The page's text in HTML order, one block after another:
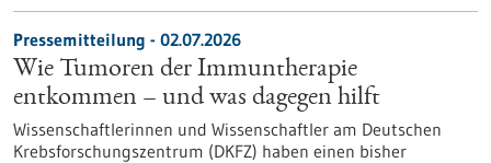
Pressemitteilung - 02.07.2026
Wie Tumoren der Immuntherapie
entkommen – und was dagegen hilft
Wissenschaftlerinnen und Wissenschaftler am Deutschen
Krebsforschungszentrum (DKFZ) haben einen bisher